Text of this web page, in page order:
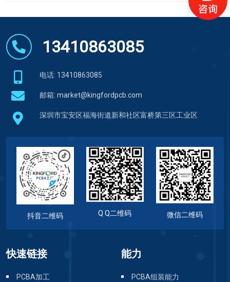
13410863085
电话: 13410863085
邮箱: market@kingfordpcb.com
深圳市宝安区福海街道新和社区富桥第三区工业区
抖音二维码 Q Q二维码 微信二维码
快速链接
PCBA加工
能力
PCBA组装能力